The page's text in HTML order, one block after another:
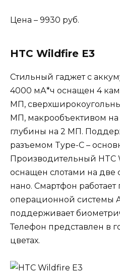
Цена – 9930 руб.
HTC Wildfire E3
Стильный гаджет с
4000 мА*ч оснащен 4
МП,
МП, макрообъективом
глубины на 2 МП.
разъемом Type-C –
Производительный HTC
оснащен слотами на две
нано. Смартфон
операционной системы
поддерживает
Телефон представлен в
цветах.